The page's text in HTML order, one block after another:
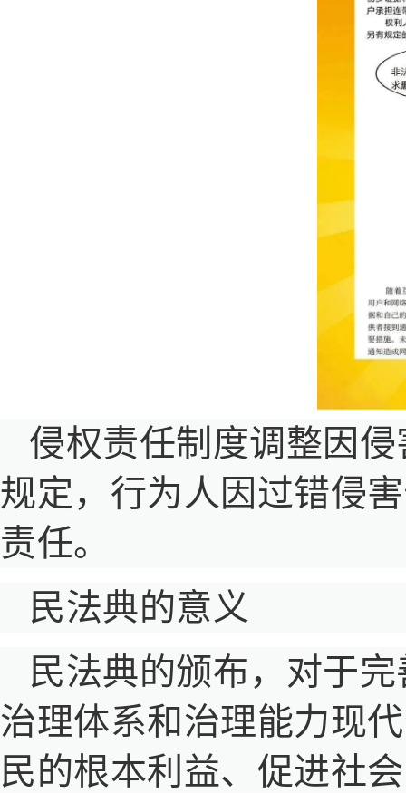
侵权责任制度调整因
规定，行为人因过错侵
责任。
民法典的意义
民法典的颁布，对于
治理体系和治理能力现
民的根本利益、促进社